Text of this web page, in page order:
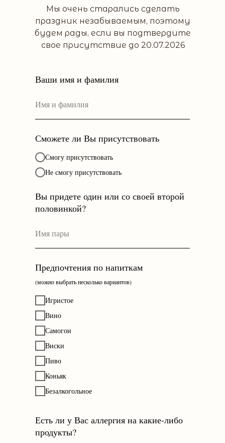
Мы очень старались сделать
праздник незабываемым, поэтому
будем рады, если вы подтвердите
свое присутствие до 20.07.2026
Ваши имя и фамилия
Сможете ли Вы присутствовать
Смогу присутствовать
Не смогу присутствовать
Вы придете один или со своей второй
половинкой?
Предпочтения по напиткам
(можно выбрать несколько вариантов)
Игристое
Вино
Самогон
Виски
Пиво
Коньяк
Безалкогольное
Есть ли у Вас аллергия на какие-либо
продукты?